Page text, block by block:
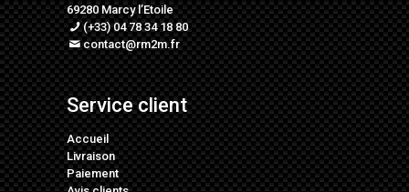
69280 Marcy l’Etoile
(+33) 04 78 34 18 80
contact@rm2m.fr
Service client
Accueil
Livraison
Paiement